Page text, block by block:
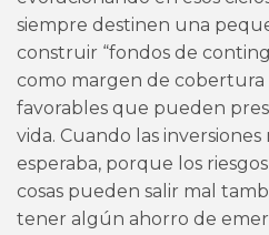
siempre destinen una
construir “fondos de
como margen de cobertura
favorables que pueden
vida. Cuando las
esperaba, porque los
cosas pueden salir mal
tener algún ahorro de